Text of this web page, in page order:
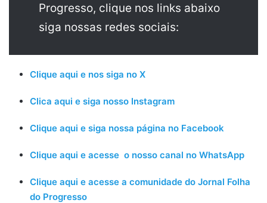
Progresso, clique nos links abaixo
siga nossas redes sociais:
Clique aqui e nos siga no X
Clica aqui e siga nosso Instagram
Clique aqui e siga nossa página no Facebook
Clique aqui e acesse o nosso canal no WhatsApp
Clique aqui e acesse a comunidade do Jornal Folha
do Progresso